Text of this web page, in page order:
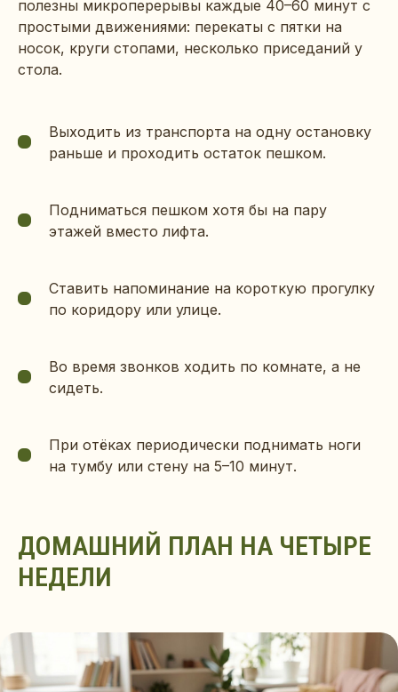
полезны микроперерывы каждые 40–60 минут с
простыми движениями: перекаты с пятки на
носок, круги стопами, несколько приседаний у
стола.
Выходить из транспорта на одну остановку
раньше и проходить остаток пешком.
Подниматься пешком хотя бы на пару
этажей вместо лифта.
Ставить напоминание на короткую прогулку
по коридору или улице.
Во время звонков ходить по комнате, а не
сидеть.
При отёках периодически поднимать ноги
на тумбу или стену на 5–10 минут.
ДОМАШНИЙ ПЛАН НА ЧЕТЫРЕ
НЕДЕЛИ